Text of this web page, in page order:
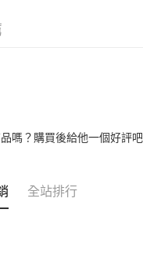
嗎？購買後給他一個好評吧
全站排行